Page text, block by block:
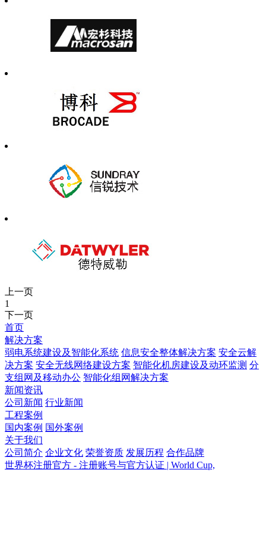
上一页
1
下一页
首页
解决方案
弱电系统建设及智能化系统 信息安全整体解决方案 安全云解
决方案 安全无线网络建设方案 智能化机房建设及动环监测 分
支组网及移动办公 智能化组网解决方案
新闻资讯
公司新闻 行业新闻
工程案例
国内案例 国外案例
关于我们
公司简介 企业文化 荣誉资质 发展历程 合作品牌
世界杯注册官方 - 注册账号与官方认证 | World Cup,